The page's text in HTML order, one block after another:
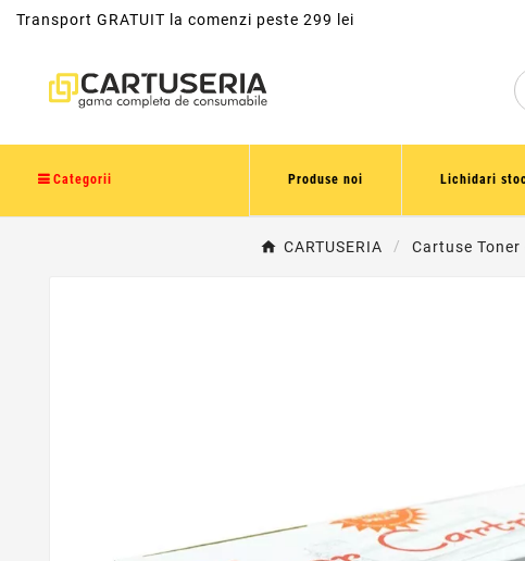
Transport GRATUIT la comenzi peste 299 lei
Categorii Produse noi Lichidari stoc
CARTUSERIA Cartuse